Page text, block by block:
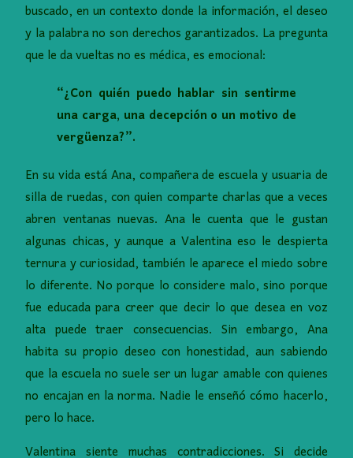
buscado, en un contexto donde la información, el deseo
y la palabra no son derechos garantizados. La pregunta
que le da vueltas no es médica, es emocional:
“¿Con quién puedo hablar sin sentirme
una carga, una decepción o un motivo de
vergüenza?”.
En su vida está Ana, compañera de escuela y usuaria de
silla de ruedas, con quien comparte charlas que a veces
abren ventanas nuevas. Ana le cuenta que le gustan
algunas chicas, y aunque a Valentina eso le despierta
ternura y curiosidad, también le aparece el miedo sobre
lo diferente. No porque lo considere malo, sino porque
fue educada para creer que decir lo que desea en voz
alta puede traer consecuencias. Sin embargo, Ana
habita su propio deseo con honestidad, aun sabiendo
que la escuela no suele ser un lugar amable con quienes
no encajan en la norma. Nadie le enseñó cómo hacerlo,
pero lo hace.
Valentina siente muchas contradicciones. Si decide